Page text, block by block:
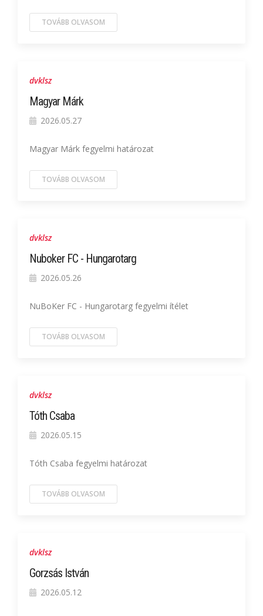
TOVÁBB OLVASOM
dvklsz
Magyar Márk
2026.05.27
Magyar Márk fegyelmi határozat
TOVÁBB OLVASOM
dvklsz
Nuboker FC - Hungarotarg
2026.05.26
NuBoKer FC - Hungarotarg fegyelmi ítélet
TOVÁBB OLVASOM
dvklsz
Tóth Csaba
2026.05.15
Tóth Csaba fegyelmi határozat
TOVÁBB OLVASOM
dvklsz
Gorzsás István
2026.05.12